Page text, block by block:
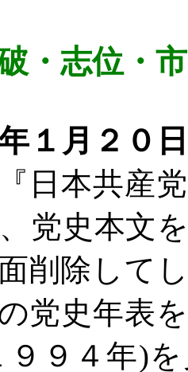
・志位・
１月２０
日本共産
党史本文
削除して
党史年表
９９４年)